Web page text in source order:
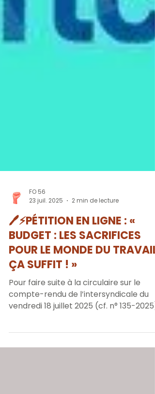
FO 56
23 juil. 2025
2 min de lecture
🖊️⚡PÉTITION EN LIGNE : «
BUDGET : LES SACRIFICES
POUR LE MONDE DU TRAVAIL,
ÇA SUFFIT ! »
Pour faire suite à la circulaire sur le
vendredi 18 juillet 2025 (cf. n° 135-2025),
la pétition...